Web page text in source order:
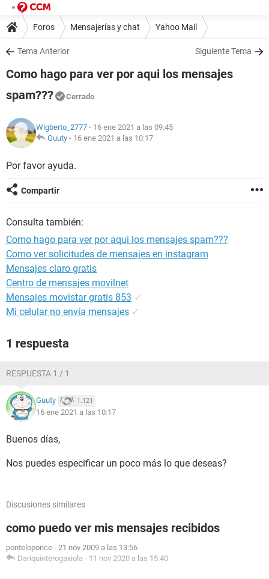
Foros Mensajerías y chat Yahoo Mail
Tema Anterior Siguiente Tema
Como hago para ver por aqui los mensajes
spam???
Cerrado
Wigberto_2777 - 16 ene 2021 a las 09:45
Guuty - 16 ene 2021 a las 10:17
Por favor ayuda.
Compartir
Consulta también:
Como hago para ver por aqui los mensajes spam???
Como ver solicitudes de mensajes en instagram
Mensajes claro gratis
Centro de mensajes movilnet
Mensajes movistar gratis 853 ✓
Mi celular no envía mensajes ✓
1 respuesta
RESPUESTA 1 / 1
Guuty 1.121
16 ene 2021 a las 10:17
Buenos días,
Nos puedes especificar un poco más lo que deseas?
Discusiones similares
como puedo ver mis mensajes recibidos
ponteloponce - 21 nov 2009 a las 13:56
Dariquinterogaxiola - 11 nov 2020 a las 15:40